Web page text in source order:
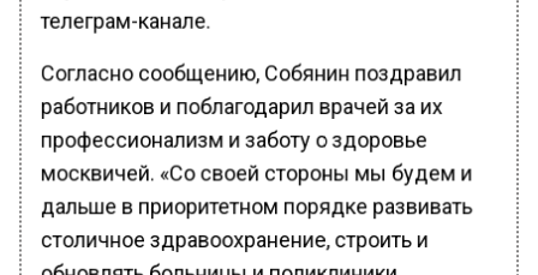
телеграм-канале.
Согласно сообщению, Собянин поздравил
работников и поблагодарил врачей за их
профессионализм и заботу о здоровье
москвичей. «Со своей стороны мы будем и
дальше в приоритетном порядке развивать
столичное здравоохранение, строить и